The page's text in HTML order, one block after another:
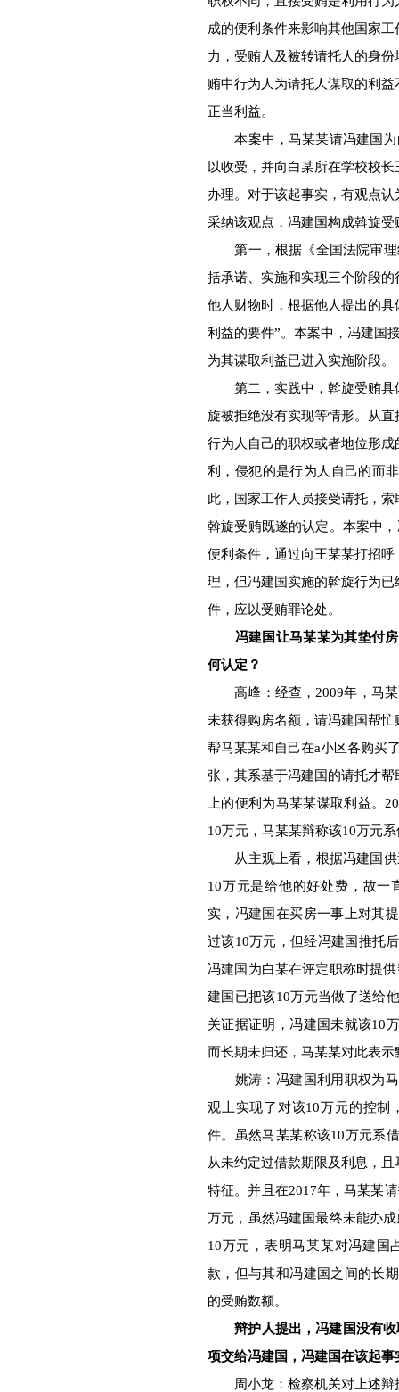
成的便利条件来影响其他国家
力，受贿人及被转请托人的身
贿中行为人为请托人谋取的利
正当利益。
本案中，马某某请冯建国为
以收受，并向白某所在学校校
办理。对于该起事实，有观点
采纳该观点，冯建国构成斡旋受
第一，根据《全国法院审理
括承诺、实施和实现三个阶段
他人财物时，根据他人提出的
利益的要件”。本案中，冯建国
为其谋取利益已进入实施阶段。
第二，实践中，斡旋受贿具
旋被拒绝没有实现等情形。从
行为人自己的职权或者地位形
利，侵犯的是行为人自己的而
此，国家工作人员接受请托，
斡旋受贿既遂的认定。本案中
便利条件，通过向王某某打招
理，但冯建国实施的斡旋行为
件，应以受贿罪论处。
冯建国让马某某为其垫付
何认定？
高峰：经查，2009年，马某
未获得购房名额，请冯建国帮
帮马某某和自己在a小区各购买
张，其系基于冯建国的请托才
上的便利为马某某谋取利益。
10万元，马某某辩称该10万元
从主观上看，根据冯建国供
10万元是给他的好处费，故一
实，冯建国在买房一事上对其
过该10万元，但经冯建国推托
冯建国为白某在评定职称时提
建国已把该10万元当做了送给
关证据证明，冯建国未就该10
而长期未归还，马某某对此表
姚涛：冯建国利用职权为马
观上实现了对该10万元的控制
件。虽然马某某称该10万元系
从未约定过借款期限及利息，
特征。并且在2017年，马某某
万元，虽然冯建国最终未能办
10万元，表明马某某对冯建国
款，但与其和冯建国之间的长
的受贿数额。
辩护人提出，冯建国没有
项交给冯建国，冯建国在该起
周小龙：检察机关对上述辩